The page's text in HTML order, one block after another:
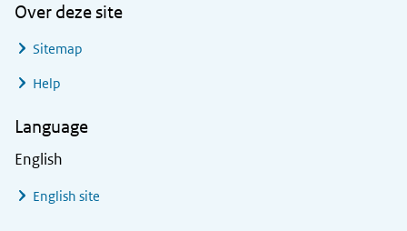
Over deze site
Sitemap
Help
Language
English
English site